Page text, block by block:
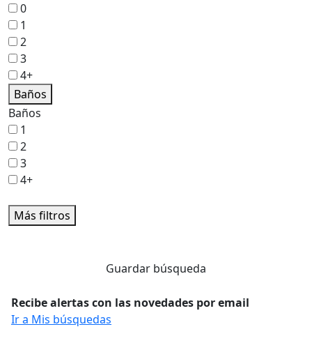
0
1
2
3
4+
Baños
Baños
1
2
3
4+
Más filtros
Guardar búsqueda
Recibe alertas con las novedades por email
Ir a Mis búsquedas